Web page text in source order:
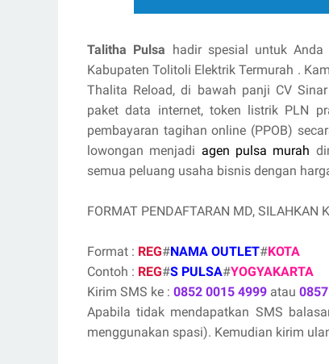
Talitha Pulsa hadir spesial untuk
Kabupaten Tolitoli Elektrik Termurah .
Thalita Reload, di bawah panji CV
paket data internet, token listrik PLN
pembayaran tagihan online (PPOB)
lowongan menjadi agen pulsa murah
semua peluang usaha bisnis dengan
FORMAT PENDAFTARAN MD, SILAHKAN
Format : REG#NAMA OUTLET#KOTA
Contoh : REG#S PULSA#YOGYAKARTA
Kirim SMS ke : 0852 0015 4999 atau
Apabila tidak mendapatkan SMS
menggunakan spasi). Kemudian kirim